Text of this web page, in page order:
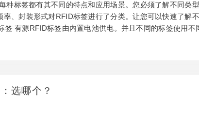
种标签都有其不同的特点和应用场景。您必须了解不同类
率、封装形式对RFID标签进行了分类。让您可以快速了解
签 有源RFID标签由内置电池供电。并且不同的标签使用不
选哪个？